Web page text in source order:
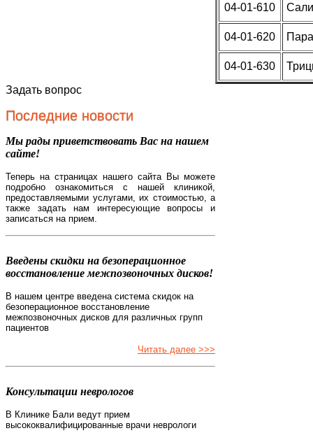
04-01-610
04-01-620
04-01-630
Задать вопрос
Последние новости
Мы рады приветствовать Вас на нашем
сайте!
Теперь на страницах нашего сайта Вы можете
подробно ознакомиться с нашей клиникой,
предоставляемыми услугами, их стоимостью, а
также задать нам интересующие вопросы и
записаться на прием.
Введены скидки на безоперационное
восстановление межпозвоночных дисков!
В нашем центре введена система скидок на
безоперационное восстановление
межпозвоночных дисков для различных групп
пациентов
Читать далее >>>
Консультации неврологов
В Клинике Бали ведут прием
высококвалифицированные врачи неврологи